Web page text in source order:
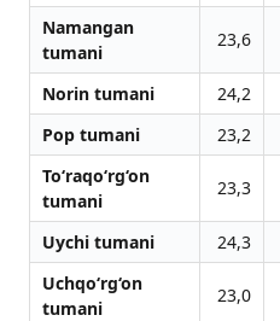
Namangan
tumani
23,6
Norin tumani 24,2
Pop tumani
23,2
To‘raqo‘rg‘on
tumani
23,3
Uychi tumani 24,3
Uchqo‘rg‘on
tumani
23,0